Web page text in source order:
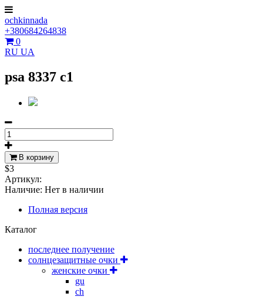
ochkinnada
+380684264838
0
RU UA
psa 8337 c1
В корзину
$3
Артикул:
Наличие: Нет в наличии
Полная версия
Каталог
последнее получение
солнцезащитные очки
женские очки
gu
ch